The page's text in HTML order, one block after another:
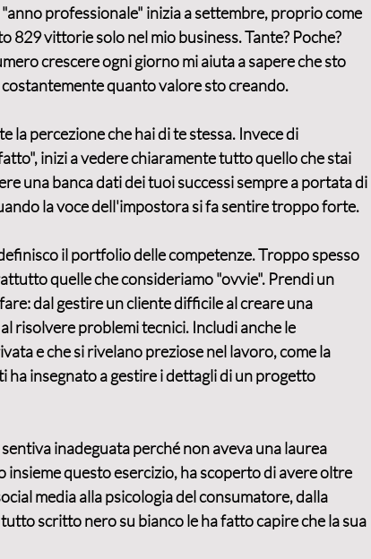
professionale" inizia a settembre, proprio come
829 vittorie solo nel mio business. Tante? Poche?
crescere ogni giorno mi aiuta a sapere che sto
quanto valore sto creando.
percezione che hai di te stessa. Invece di
inizi a vedere chiaramente tutto quello che stai
una banca dati dei tuoi successi sempre a portata di
la voce dell'impostora si fa sentire troppo forte.
il portfolio delle competenze. Troppo spesso
quelle che consideriamo "ovvie". Prendi un
dal gestire un cliente difficile al creare una
risolvere problemi tecnici. Includi anche le
e che si rivelano preziose nel lavoro, come la
ha insegnato a gestire i dettagli di un progetto
inadeguata perché non aveva una laurea
questo esercizio, ha scoperto di avere oltre
media alla psicologia del consumatore, dalla
scritto nero su bianco le ha fatto capire che la sua